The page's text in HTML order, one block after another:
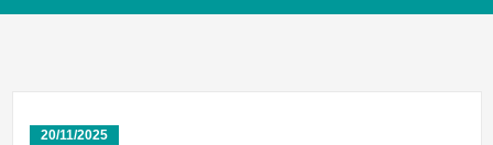
20/11/2025